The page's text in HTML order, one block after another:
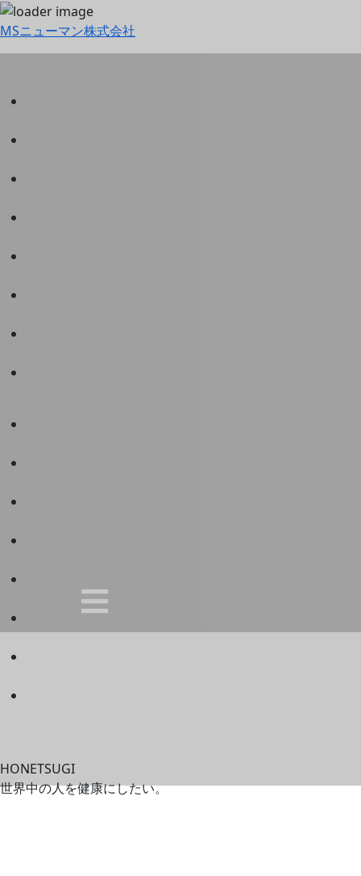
MSニューマン株式会社
HONETSUGI
世界中の人を健康にしたい。